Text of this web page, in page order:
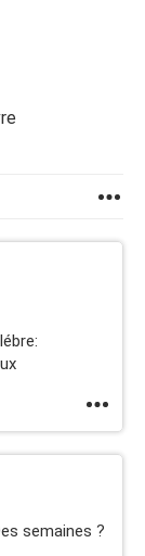
semaines ?